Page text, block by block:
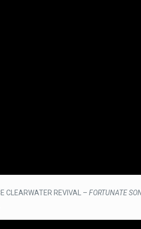
CLEARWATER REVIVAL –FORTUNATE